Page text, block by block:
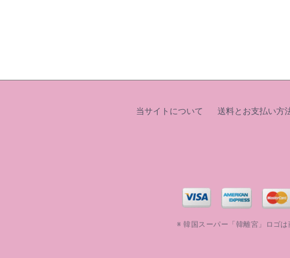
当サイトについて 送料とお支払い方
※ 韓国スーパー「韓離宮」ロゴ